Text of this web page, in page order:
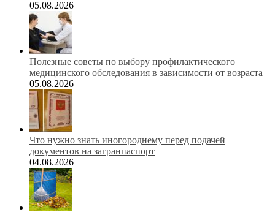
05.08.2026
Полезные советы по выбору профилактического
медицинского обследования в зависимости от возраста
05.08.2026
Что нужно знать иногороднему перед подачей
документов на загранпаспорт
04.08.2026